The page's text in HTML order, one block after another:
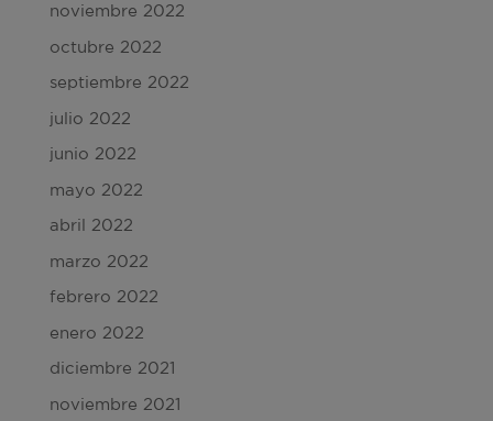
noviembre 2022
octubre 2022
septiembre 2022
julio 2022
junio 2022
mayo 2022
abril 2022
marzo 2022
febrero 2022
enero 2022
diciembre 2021
noviembre 2021